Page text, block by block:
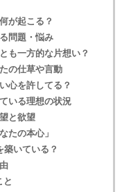
が起こる？
問題・悩み
も一方的な片想い？
の仕草や言動
心を許してる？
いる理想の状況
と欲望
たの本心」
築いている？
と